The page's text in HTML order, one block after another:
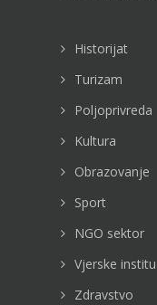
Historijat
Turizam
Poljoprivreda
Kultura
Obrazovanje
Sport
NGO sektor
Vjerske
Zdravstvo